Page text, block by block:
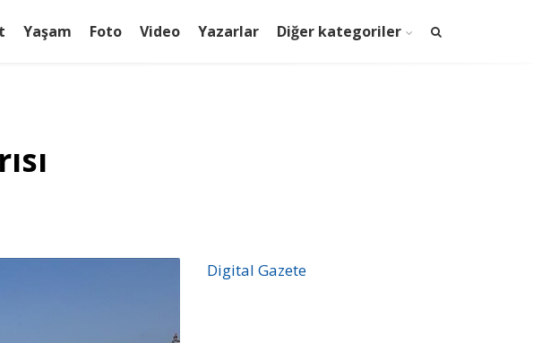
Yaşam Foto Video Yazarlar Diğer kategoriler
Digital Gazete